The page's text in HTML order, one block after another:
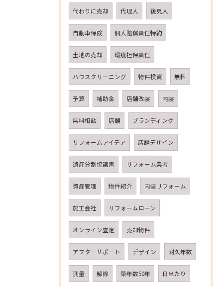
代わりに売却 代理人 後見人
自動車保険 個人賠償責任特約
土地の売却 瑕疵担保責任
ハウスクリーニング 物件投資 無料
予算 補助金 店舗改装 内装
無料相談 店舗 ブランディング
リフォームアイデア 店舗デザイン
遺産分割協議書 リフォーム業者
資産管理 物件紹介 内装リフォーム
施工会社 リフォームローン
オンライン査定 売却物件
アフターサポート デザイン 耐久年数
測量 解除 築年数50年 日当たり